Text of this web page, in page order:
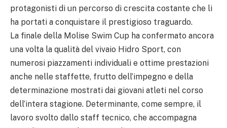
protagonisti di un percorso di crescita costante che li
ha portati a conquistare il prestigioso traguardo.
La finale della Molise Swim Cup ha confermato ancora
una volta la qualità del vivaio Hidro Sport, con
numerosi piazzamenti individuali e ottime prestazioni
anche nelle staffette, frutto dell’impegno e della
determinazione mostrati dai giovani atleti nel corso
dell’intera stagione. Determinante, come sempre, il
lavoro svolto dallo staff tecnico, che accompagna